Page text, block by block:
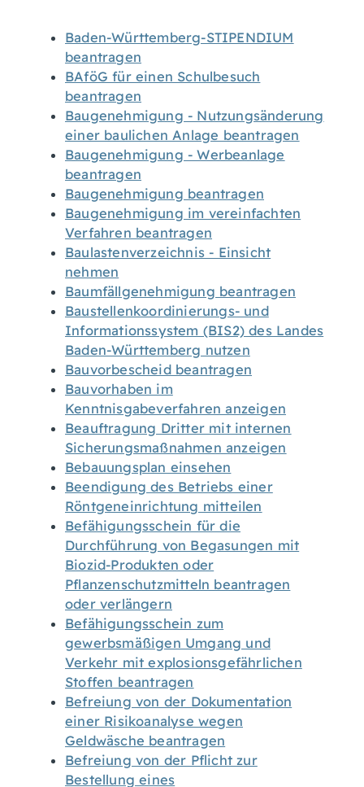
Baden-Württemberg-STIPENDIUM
beantragen
BAföG für einen Schulbesuch
beantragen
Baugenehmigung - Nutzungsänderung
einer baulichen Anlage beantragen
Baugenehmigung - Werbeanlage
beantragen
Baugenehmigung beantragen
Baugenehmigung im vereinfachten
Verfahren beantragen
Baulastenverzeichnis - Einsicht
nehmen
Baumfällgenehmigung beantragen
Baustellenkoordinierungs- und
Informationssystem (BIS2) des Landes
Baden-Württemberg nutzen
Bauvorbescheid beantragen
Bauvorhaben im
Kenntnisgabeverfahren anzeigen
Beauftragung Dritter mit internen
Sicherungsmaßnahmen anzeigen
Bebauungsplan einsehen
Beendigung des Betriebs einer
Röntgeneinrichtung mitteilen
Befähigungsschein für die
Durchführung von Begasungen mit
Biozid-Produkten oder
Pflanzenschutzmitteln beantragen
oder verlängern
Befähigungsschein zum
gewerbsmäßigen Umgang und
Verkehr mit explosionsgefährlichen
Stoffen beantragen
Befreiung von der Dokumentation
einer Risikoanalyse wegen
Geldwäsche beantragen
Befreiung von der Pflicht zur
Bestellung eines